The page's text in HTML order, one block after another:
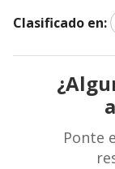
Clasificado en:
Ponte